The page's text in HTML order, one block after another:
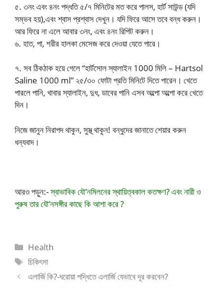
৫. ৩নং এবং ৪নং পদ্ধতি ৫/৭ মিনিটের মত করে পালস, হার্ট সাউন্ড (যদি
সম্ভব হয়),এবং শ্বাস প্রশ্বাস দেখুন। যদি ফিরে আসে তবে বন্ধ করুন।
আর ফিরে না এলে আবার ৩নং, এবং ৪নং রিপিট করুন।
৬. হাত, পা, শরীর হালকা মেসেজ করে দেওয়া যেতে পারে।
৭. সব ঠিকঠাক হয়ে গেলে “হার্টসোল স্যালাইন 1000 মিলি– Hartsol
Saline 1000 ml” ২৫/৩০ ফোটা প্রতি মিনিটে দিতে পারেন। খেতে
পারলে পানি, খাবার স্যালাইন, দুধ, ডাবের পানি এসব অল্পো অল্পো করে খেতে
দিন।
নিজে জানুন নিরাপদ থাকুন, সুস্থ্ থাকুন! বন্ধুদের জানাতে শেয়ার করুন
ধন্যবাদ।
আরও পড়ুন:-স্বাভাবিক যৌ’নমিলনের স্থায়িত্বকাল কতক্ষণ? এবং নারী ও
পুরুষ তার যৌ’নসঙ্গীর কাছে কি আশা করে ?
Categories
Health
Tags
চিকিৎসা
এলার্জি কি?-ঘরোয়া পদ্ধিতে এলার্জি যেভাবে দূর করবেন?